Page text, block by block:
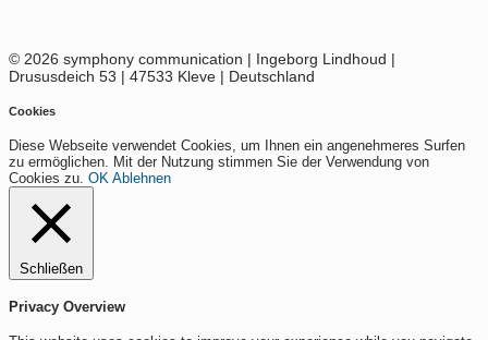
© 2026 symphony communication | Ingeborg Lindhoud |
Drususdeich 53 | 47533 Kleve | Deutschland
Cookies
Diese Webseite verwendet Cookies, um Ihnen ein angenehmeres Surfen
zu ermöglichen. Mit der Nutzung stimmen Sie der Verwendung von
Cookies zu. OK Ablehnen
Schließen
Privacy Overview